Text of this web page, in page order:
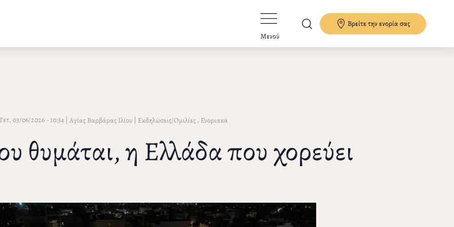
Μενού
Βρείτε την ενορία σας
03/06/2026 - 10:34 | Αγίας Βαρβάρας Ιλίου | Εκδηλώσεις/Ομιλίες , Ενοριακά
θυμάται, η Ελλάδα που χορεύει